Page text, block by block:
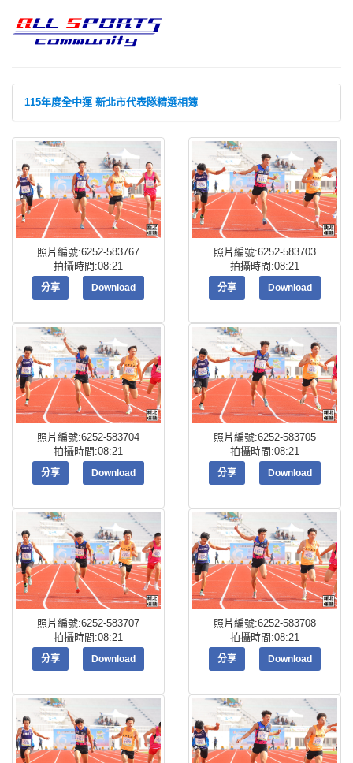
115年度全中運 新北市代表隊精選相簿
照片編號:6252-583767
拍攝時間:08:21
分享 Download
照片編號:6252-583703
拍攝時間:08:21
分享 Download
照片編號:6252-583704
拍攝時間:08:21
分享 Download
照片編號:6252-583705
拍攝時間:08:21
分享 Download
照片編號:6252-583707
拍攝時間:08:21
分享 Download
照片編號:6252-583708
拍攝時間:08:21
分享 Download